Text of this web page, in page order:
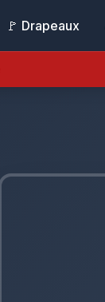
🚩 Drapeaux